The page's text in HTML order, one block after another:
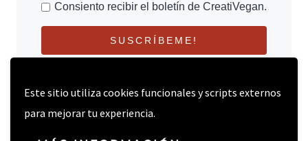
Este sitio utiliza cookies funcionales y scripts externos
para mejorar tu experiencia.
Consiento recibir el boletín de CreatiVegan.
SUSCRÍBEME!